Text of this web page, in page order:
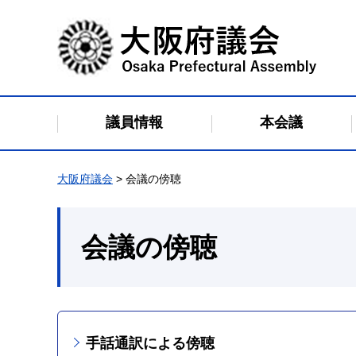
大阪府議会
議員情報 本会議
大阪府議会 > 会議の傍聴
会議の傍聴
手話通訳による傍聴